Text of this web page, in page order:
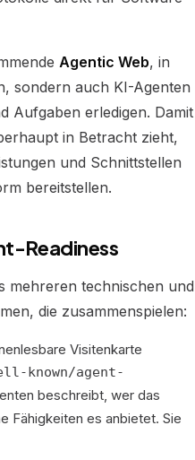
Agentic Web, in
sondern auch KI-Agenten
Aufgaben erledigen. Damit
in Betracht zieht,
und Schnittstellen
bereitstellen.
Readiness
mehreren technischen und
die zusammenspielen:
Visitenkarte
known/agent-
beschreibt, wer das
Fähigkeiten es anbietet. Sie